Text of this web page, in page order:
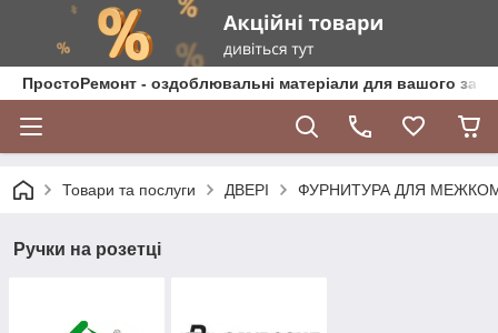
ПростоРемонт - оздоблювальні матеріали для вашого
Товари та послуги ДВЕРІ ФУРНИТУРА ДЛЯ
Ручки на розетці